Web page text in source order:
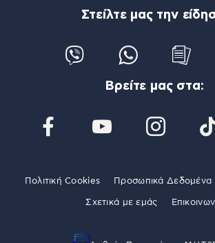
Στείλτε μας την
Βρείτε μας στα:
Πολιτική Cookies Προσωπικά Δεδομένα
Σχετικά με εμάς